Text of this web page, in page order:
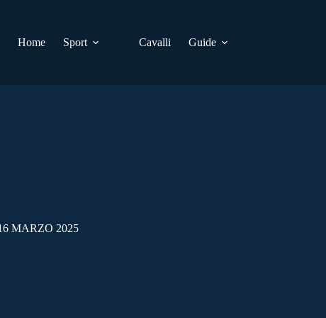
Home
Sport Cavalli Guide
MARZO 2025